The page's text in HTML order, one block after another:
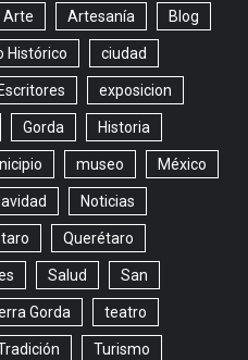
Arte Artesanía Blog
Histórico ciudad
Escritores exposicion
Gorda Historia
museo México
Noticias
Querétaro
Salud San
Gorda teatro
Turismo